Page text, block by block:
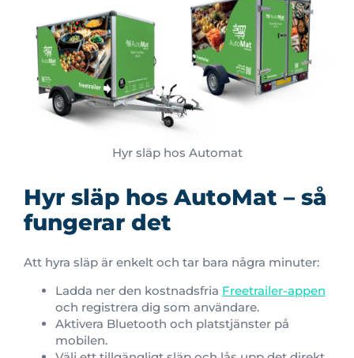
Hyr släp hos Automat
Hyr släp hos AutoMat – så
fungerar det
Att hyra släp är enkelt och tar bara några minuter:
Ladda ner den kostnadsfria Freetrailer-appen
och registrera dig som användare.
Aktivera Bluetooth och platstjänster på
mobilen.